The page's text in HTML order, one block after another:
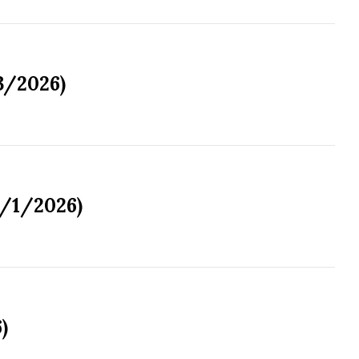
2026)
1/2026)